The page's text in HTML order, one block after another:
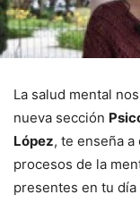
La salud mental
nueva sección
López, te enseña
procesos de la
presentes en tu día